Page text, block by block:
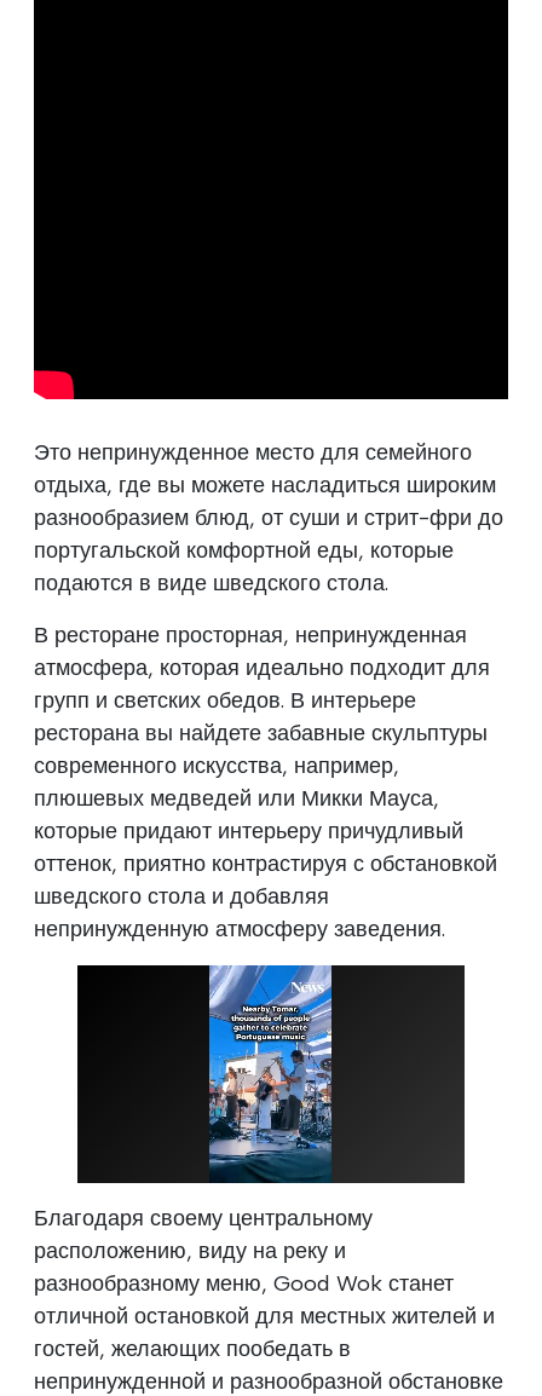
Это непринужденное место для семейного
отдыха, где вы можете насладиться широким
разнообразием блюд, от суши и стрит-фри до
португальской комфортной еды, которые
подаются в виде шведского стола.
В ресторане просторная, непринужденная
атмосфера, которая идеально подходит для
групп и светских обедов. В интерьере
ресторана вы найдете забавные скульптуры
современного искусства, например,
плюшевых медведей или Микки Мауса,
которые придают интерьеру причудливый
оттенок, приятно контрастируя с обстановкой
шведского стола и добавляя
непринужденную атмосферу заведения.
Благодаря своему центральному
расположению, виду на реку и
разнообразному меню, Good Wok станет
отличной остановкой для местных жителей и
гостей, желающих пообедать в
непринужденной и разнообразной обстановке